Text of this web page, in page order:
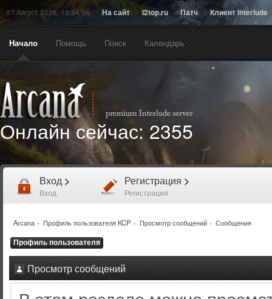
07 Август 2026, 13:54:56 На сайт l2top.ru Патч Клиент Interlude
Начало Помощь Поиск Календарь
Онлайн сейчас:2355
Вход >
Вход
Регистрация >
Регистрация
Arcana» Профиль пользователя KCP » Просмотр сообщений» Сообщения
Профиль пользователя
Просмотр сообщений